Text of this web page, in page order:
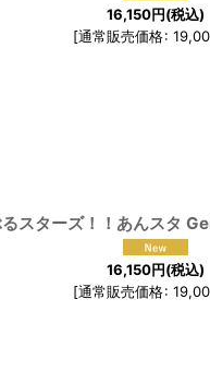
16,150円(税込)
[通常販売価格:
16,150円(税込)
[通常販売価格: